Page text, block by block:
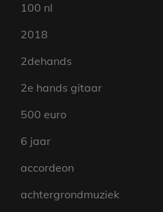
100 nl
2018
2dehands
2e hands gitaar
500 euro
6 jaar
accordeon
achtergrondmuziek